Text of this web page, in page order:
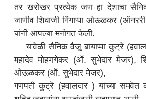
तर खरोखर प्रत्येक जण हा देशाचा
जाणीव शिवाजी निंगाप्पा ओऊळकर
यांनी आपल्या मनोगत केली.
यावेळी सैनिक वैजू बायाप्पा कुट्रे
महादेव मोहणगेकर (ऑ. सुभेदार मेजर),
ओऊळकर (ऑ. सुभेदार मेजर),
गणपती कुट्रे (हवालदार ) यांच्या समवेत